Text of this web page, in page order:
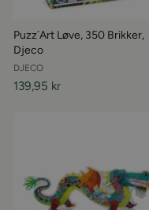
Puzz´Art Løve, 350 Brikker,
Djeco
DJECO
139,95 kr